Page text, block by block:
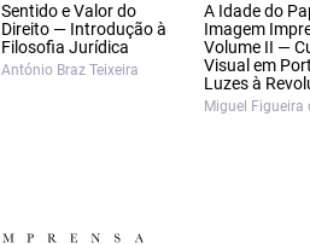
Sentido e Valor do
Direito — Introdução à
Filosofia Jurídica
António Braz Teixeira
A Idade do
Imagem
Volume II —
Visual em
Luzes à
Miguel Figueira